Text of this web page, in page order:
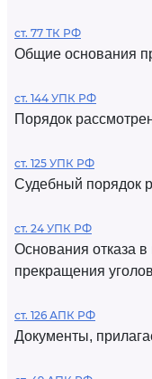
ст. 77 ТК РФ
Общие основания
ст. 144 УПК РФ
Порядок
ст. 125 УПК РФ
Судебный порядок
ст. 24 УПК РФ
Основания отказа в
прекращения
ст. 126 АПК РФ
Документы,